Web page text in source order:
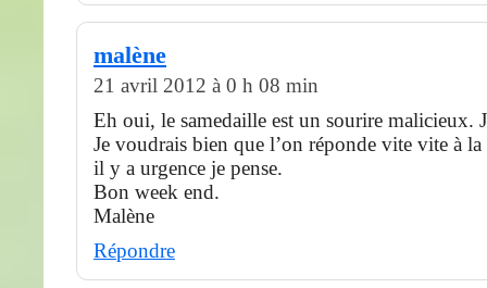
malène
21 avril 2012 à 0 h 08 min
Eh oui, le samedaille est un sourire malicieux.
Je voudrais bien que l’on réponde vite vite à
il y a urgence je pense.
Bon week end.
Malène
Répondre